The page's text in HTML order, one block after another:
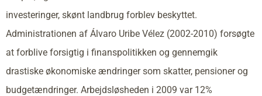
investeringer, skønt landbrug forblev beskyttet.
Administrationen af Álvaro Uribe Vélez (2002-2010) forsøgte
at forblive forsigtig i finanspolitikken og gennemgik
drastiske økonomiske ændringer som skatter, pensioner og
budgetændringer. Arbejdsløsheden i 2009 var 12%